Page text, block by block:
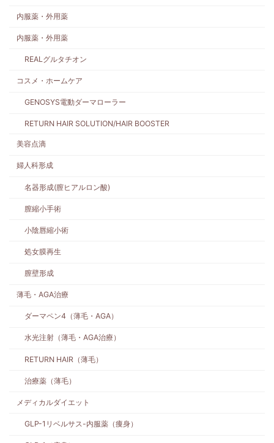
内服薬・外用薬
内服薬・外用薬
REALグルタチオン
コスメ・ホームケア
GENOSYS電動ダーマローラー
RETURN HAIR SOLUTION/HAIR BOOSTER
美容点滴
婦人科形成
名器形成(膣ヒアルロン酸)
膣縮小手術
小陰唇縮小術
処女膜再生
膣壁形成
薄毛・AGA治療
ダーマペン4（薄毛・AGA）
水光注射（薄毛・AGA治療）
RETURN HAIR（薄毛）
治療薬（薄毛）
メディカルダイエット
GLP-1リベルサス-内服薬（痩身）